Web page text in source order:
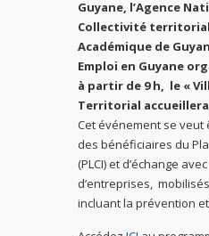
Guyane, l’Agence
Collectivité
Académique de
Emploi en Guyane
à partir de 9 h, le «
Territorial
Cet événement se
des bénéficiaires du
(PLCI) et d’échange
d’entreprises,
incluant la prévention